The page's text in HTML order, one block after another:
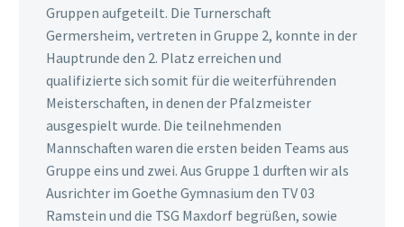
Gruppen aufgeteilt. Die Turnerschaft
Germersheim, vertreten in Gruppe 2, konnte in der
Hauptrunde den 2. Platz erreichen und
qualifizierte sich somit für die weiterführenden
Meisterschaften, in denen der Pfalzmeister
ausgespielt wurde. Die teilnehmenden
Mannschaften waren die ersten beiden Teams aus
Gruppe eins und zwei. Aus Gruppe 1 durften wir als
Ausrichter im Goethe Gymnasium den TV 03
Ramstein und die TSG Maxdorf begrüßen, sowie